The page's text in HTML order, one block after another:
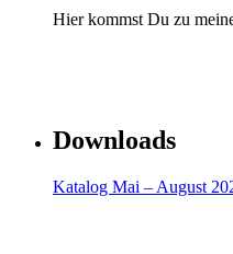
Hier kommst Du zu
Downloads
Katalog Mai – August